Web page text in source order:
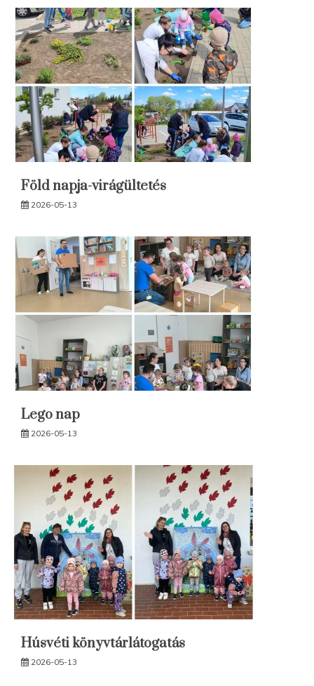
Föld napja-virágültetés
2026-05-13
Lego nap
2026-05-13
Húsvéti könyvtárlátogatás
2026-05-13